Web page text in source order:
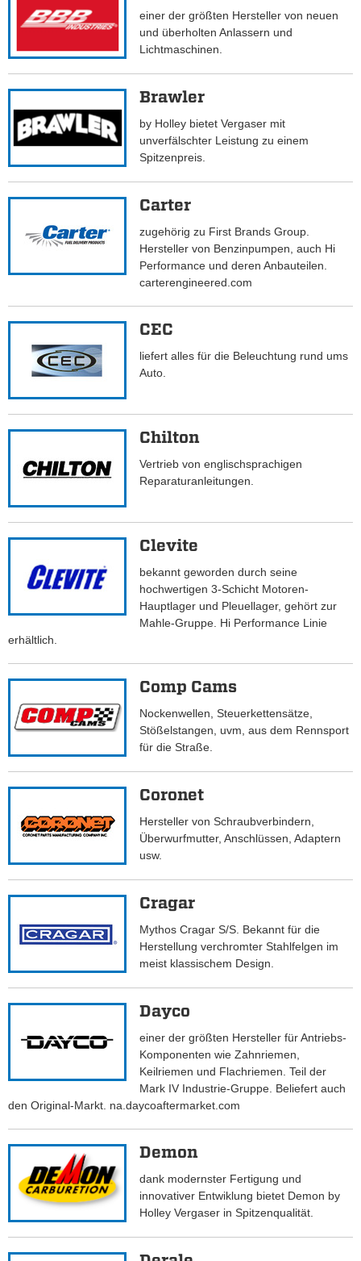
einer der größten Hersteller von neuen
und überholten Anlassern und
Lichtmaschinen.
Brawler
by Holley bietet Vergaser mit
unverfälschter Leistung zu einem
Spitzenpreis.
Carter
zugehörig zu First Brands Group.
Hersteller von Benzinpumpen, auch Hi
Performance und deren Anbauteilen.
carterengineered.com
CEC
liefert alles für die Beleuchtung rund ums
Auto.
Chilton
Vertrieb von englischsprachigen
Reparaturanleitungen.
Clevite
bekannt geworden durch seine
hochwertigen 3-Schicht Motoren-
Hauptlager und Pleuellager, gehört zur
Mahle-Gruppe. Hi Performance Linie
erhältlich.
Comp Cams
Nockenwellen, Steuerkettensätze,
Stößelstangen, uvm, aus dem Rennsport
für die Straße.
Coronet
Hersteller von Schraubverbindern,
Überwurfmutter, Anschlüssen, Adaptern
usw.
Cragar
Mythos Cragar S/S. Bekannt für die
Herstellung verchromter Stahlfelgen im
meist klassischem Design.
Dayco
einer der größten Hersteller für Antriebs-
Komponenten wie Zahnriemen,
Keilriemen und Flachriemen. Teil der
Mark IV Industrie-Gruppe. Beliefert auch
den Original-Markt. na.daycoaftermarket.com
Demon
dank modernster Fertigung und
innovativer Entwiklung bietet Demon by
Holley Vergaser in Spitzenqualität.